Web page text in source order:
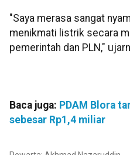
"Saya merasa sangat
menikmati listrik secara
pemerintah dan PLN,"
Baca juga: PDAM Blora
sebesar Rp1,4 miliar